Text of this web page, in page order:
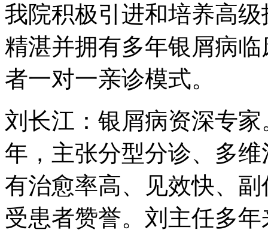
我院积极引进和培养高
精湛并拥有多年银屑病
者一对一亲诊模式。
刘长江：银屑病资深专
年，主张分型分诊、多
有治愈率高、见效快、
受患者赞誉。刘主任多